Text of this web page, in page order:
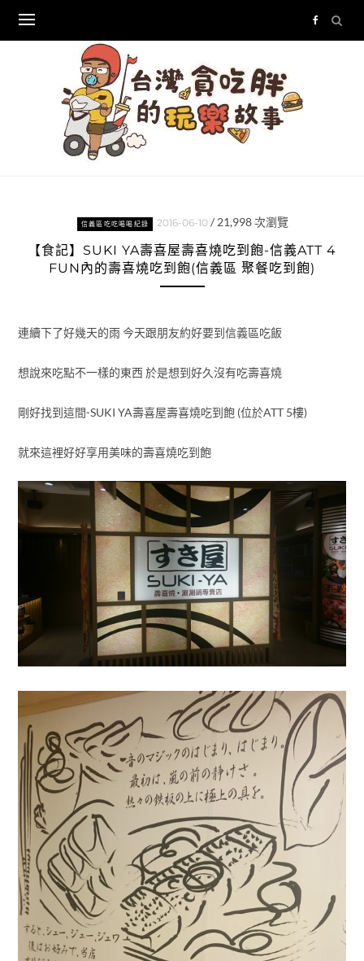
content
信義區吃吃喝喝紀錄 2016-06-10 / 21,998次瀏覽
【食記】SUKI YA壽喜屋壽喜燒吃到飽-信義ATT 4
FUN內的壽喜燒吃到飽(信義區 聚餐吃到飽)
連續下了好幾天的雨 今天跟朋友約好要到信義區吃飯
想說來吃點不一樣的東西 於是想到好久沒有吃壽喜燒
剛好找到這間-SUKI YA壽喜屋壽喜燒吃到飽 (位於ATT 5樓)
就來這裡好好享用美味的壽喜燒吃到飽